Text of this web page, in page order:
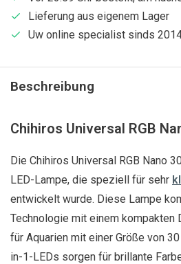
Lieferung aus eigenem Lager
Uw online specialist sinds
Beschreibung
Chihiros Universal RGB
Die Chihiros Universal RGB Nano
LED-Lampe, die speziell für sehr
entwickelt wurde. Diese Lampe
Technologie mit einem kompakten
für Aquarien mit einer Größe von
in-1-LEDs sorgen für brillante